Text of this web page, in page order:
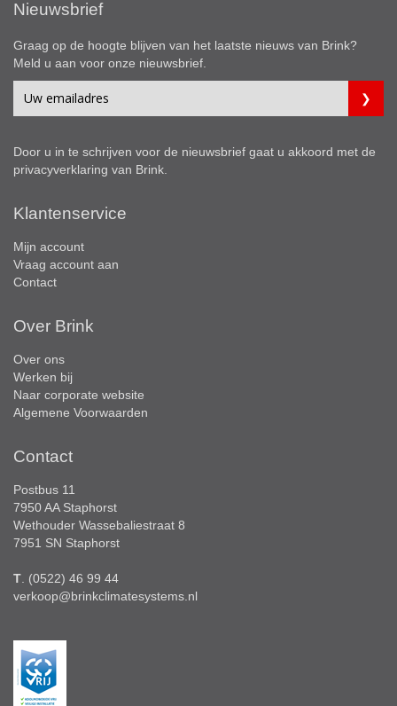
Nieuwsbrief
Graag op de hoogte blijven van het laatste nieuws van Brink?
Meld u aan voor onze nieuwsbrief.
Door u in te schrijven voor de nieuwsbrief gaat u akkoord met de
privacyverklaring van Brink.
Klantenservice
Mijn account
Vraag account aan
Contact
Over Brink
Over ons
Werken bij
Naar corporate website
Algemene Voorwaarden
Contact
Postbus 11
7950 AA Staphorst
Wethouder Wassebaliestraat 8
7951 SN Staphorst
T . (0522) 46 99 44
verkoop@brinkclimatesystems.nl